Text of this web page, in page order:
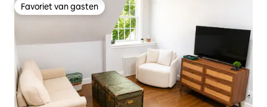
Favoriet van gasten
Favoriet van gasten